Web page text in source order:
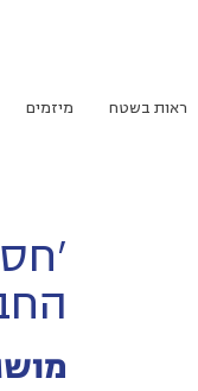
ראות בשטח מיזמים